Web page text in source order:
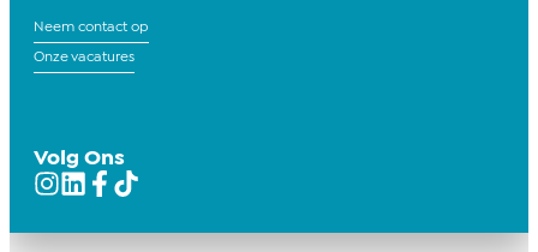
Volg Ons
Neem contact op
Onze vacatures